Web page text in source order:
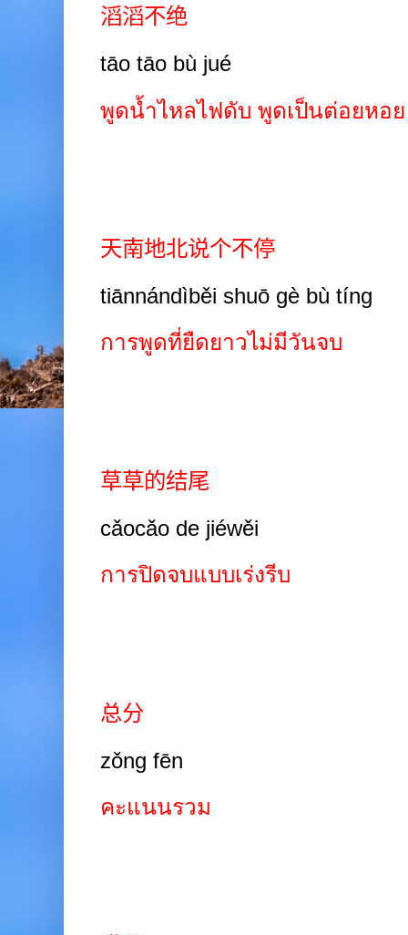
滔滔不绝
tāo tāo bù jué
พูดน้ำไหลไฟดับ พูดเป็นต่อยหอย
天南地北说个不停
tiānnándìběi shuō gè bù tíng
การพูดที่ยืดยาวไม่มีวันจบ
草草的结尾
cǎocǎo de jiéwěi
การปิดจบแบบเร่งรีบ
总分
zǒng fēn
คะแนนรวม